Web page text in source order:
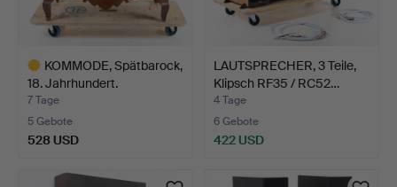
KOMMODE, Spätbarock,
18. Jahrhundert.
7 Tage
5 Gebote
528 USD
LAUTSPRECHER, 3 Teile,
Klipsch RF35 / RC52…
4 Tage
6 Gebote
422 USD